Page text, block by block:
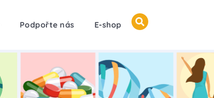
Podpořte nás E-shop